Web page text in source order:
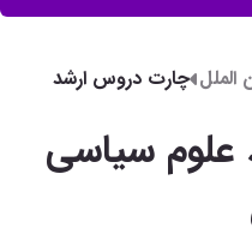
چارت دروس ارشد
روابط بین الملل
سیاسی